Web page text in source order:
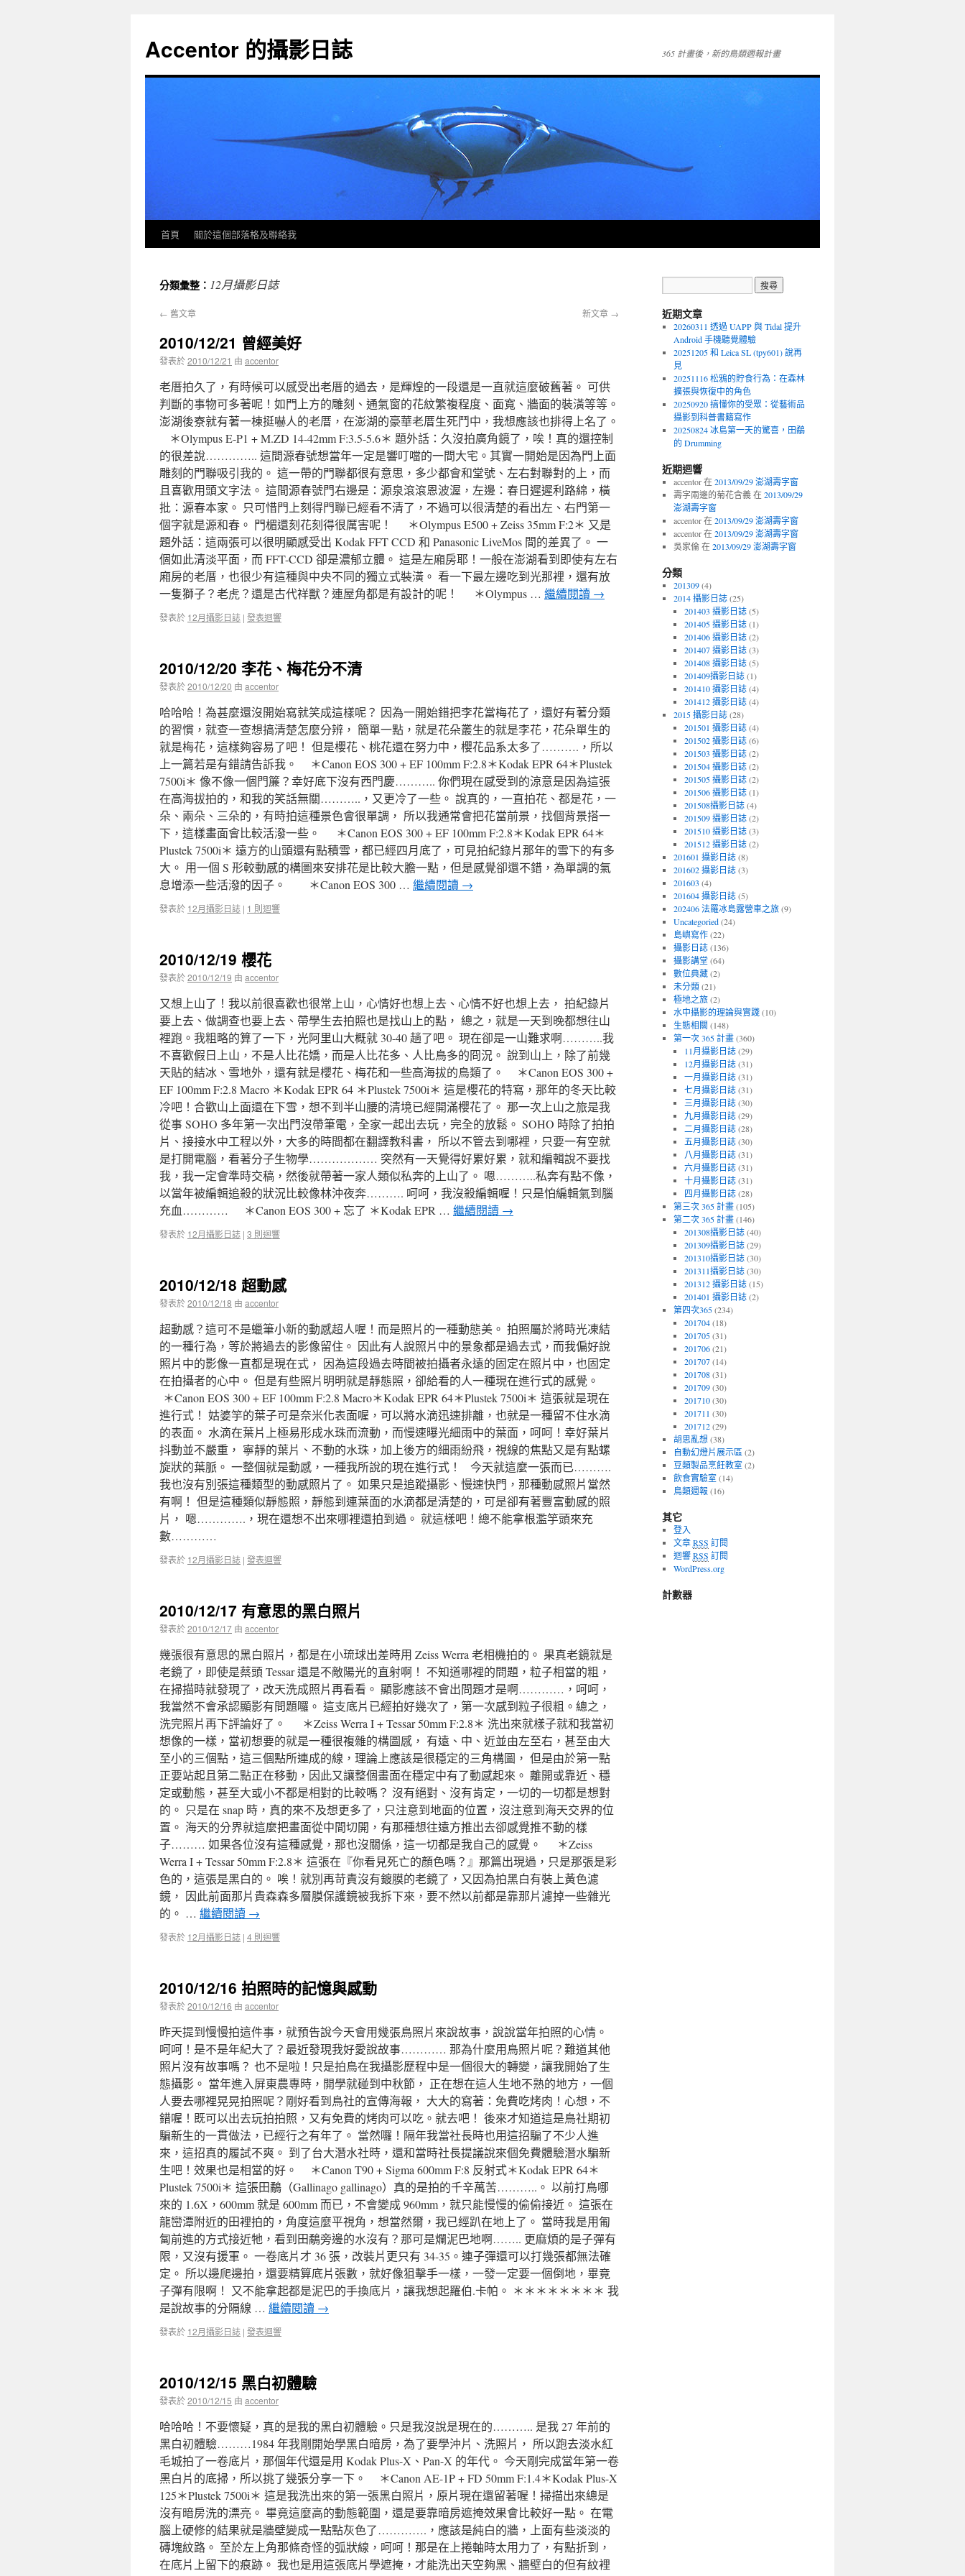
Accentor 的攝影日誌 365 計畫後，新的鳥類週報計畫
首頁 關於這個部落格及聯絡我
分類彙整： 12月攝影日誌
← 舊文章 新文章 →
2010/12/21 曾經美好
發表於2010/12/21 由 accentor
老厝拍久了，有時候可以感受出老厝的過去，是輝煌的一段還是一直就這麼破舊著。 可供
判斷的事物可多著呢！如門上方的雕刻、通氣窗的花紋繁複程度、面寬、牆面的裝潢等等。
澎湖後寮就有著一棟挺嚇人的老厝，在澎湖的豪華老厝生死鬥中，我想應該也排得上名了。
＊Olympus E-P1 + M.ZD 14-42mm F:3.5-5.6＊ 題外話：久沒拍廣角鏡了，唉！真的還控制
的很差說………….. 這間源春號想當年一定是響叮噹的一間大宅。其實一開始是因為門上面
雕刻的門聯吸引我的。 這一帶的門聯都很有意思，多少都會和堂號、左右對聯對的上，而
且喜歡用頭文字法。 這間源春號門右邊是：源泉滾滾恩波渥，左邊：春日遲遲利路綿，橫
批：源春本家。 只可惜門上刻得門聯已經看不清了，不過可以很清楚的看出左、右門第一
個字就是源和春。 門楣還刻花刻得很厲害呢！ ＊Olympus E500 + Zeiss 35mm F:2＊ 又是
題外話：這兩張可以很明顯感受出 Kodak FFT CCD 和 Panasonic LiveMos 間的差異了。 一
個如此清淡平面，而 FFT-CCD 卻是濃郁立體。 這是左廂房耶！一般在澎湖看到即使有左右
廂房的老厝，也很少有這種與中央不同的獨立式裝潢。 看一下最左邊吃到光那裡，還有放
一隻獅子？老虎？還是古代祥獸？連屋角都是有設計的呢！ ＊Olympus … 繼續閱讀 →
發表於 12月攝影日誌 | 發表迴響
2010/12/20 李花、梅花分不清
發表於2010/12/20 由 accentor
哈哈哈！為甚麼還沒開始寫就笑成這樣呢？ 因為一開始錯把李花當梅花了，還好有著分類
的習慣，就查一查想搞清楚怎麼分辨， 簡單一點，就是花朵叢生的就是李花，花朵單生的
就是梅花，這樣夠容易了吧！ 但是櫻花、桃花還在努力中，櫻花品系太多了……….，所以
上一篇若是有錯請告訴我。 ＊Canon EOS 300 + EF 100mm F:2.8＊Kodak EPR 64＊Plustek
7500i＊ 像不像一個門簾？幸好底下沒有西門慶……….. 你們現在感受到的涼意是因為這張
在高海拔拍的，和我的笑話無關………..，又更冷了一些。 說真的，一直拍花、都是花，一
朵、兩朵、三朵的，有時拍這種景色會很單調， 所以我通常會把花當前景，找個背景搭一
下，這樣畫面會比較活潑一些。 ＊Canon EOS 300 + EF 100mm F:2.8＊Kodak EPR 64＊
Plustek 7500i＊ 遠方的山頭還有點積雪，都已經四月底了，可見拍紀錄片那年的雪下的有多
大。 用一個 S 形較動感的構圖來安排花是比較大膽一點，但是感覺卻還不錯，為單調的氣
息增添一些活潑的因子。 ＊Canon EOS 300 … 繼續閱讀 →
發表於 12月攝影日誌 | 1 則迴響
2010/12/19 櫻花
發表於2010/12/19 由 accentor
又想上山了！我以前很喜歡也很常上山，心情好也想上去、心情不好也想上去， 拍紀錄片
要上去、做調查也要上去、帶學生去拍照也是找山上的點， 總之，就是一天到晚都想往山
裡跑。我粗略的算了一下，光阿里山大概就 30-40 趟了吧。 現在卻是一山難求啊………..我
不喜歡假日上山，不是人比花嬌，而是人比花多、人比鳥多的冏況。 說到山上，除了前幾
天貼的結冰、雪地外，還有就是櫻花、梅花和一些高海拔的鳥類了。 ＊Canon EOS 300 +
EF 100mm F:2.8 Macro ＊Kodak EPR 64 ＊Plustek 7500i＊ 這是櫻花的特寫，那年的冬天比較
冷吧！合歡山上面還在下雪，想不到半山腰的清境已經開滿櫻花了。 那一次上山之旅是我
從事 SOHO 多年第一次出門沒帶筆電，全家一起出去玩，完全的放鬆。 SOHO 時除了拍拍
片、接接水中工程以外，大多的時間都在翻譯教科書， 所以不管去到哪裡，只要一有空就
是打開電腦，看著分子生物學……………… 突然有一天覺得好累好累，就和編輯說不要找
我，我一定會準時交稿，然後就帶著一家人類似私奔的上山了。 嗯………..私奔有點不像，
以當年被編輯追殺的狀況比較像林沖夜奔………. 呵呵，我沒殺編輯喔！只是怕編輯氣到腦
充血………… ＊Canon EOS 300 + 忘了 ＊Kodak EPR … 繼續閱讀 →
發表於 12月攝影日誌 | 3 則迴響
2010/12/18 超動感
發表於2010/12/18 由 accentor
超動感？這可不是蠟筆小新的動感超人喔！而是照片的一種動態美。 拍照屬於將時光凍結
的一種行為，等於將過去的影像留住。 因此有人說照片中的景象都是過去式，而我偏好說
照片中的影像一直都是現在式， 因為這段過去時間被拍攝者永遠的固定在照片中，也固定
在拍攝者的心中。 但是有些照片明明就是靜態照，卻給看的人一種現在進行式的感覺。
＊Canon EOS 300 + EF 100mm F:2.8 Macro＊Kodak EPR 64＊Plustek 7500i＊ 這張就是現在
進行式！ 姑婆竽的葉子可是奈米化表面喔，可以將水滴迅速排離，也就是一種留不住水滴
的表面。 水滴在葉片上極易形成水珠而流動，而慢速曝光細雨中的葉面，呵呵！幸好葉片
抖動並不嚴重， 寧靜的葉片、不動的水珠，加上後方的細雨紛飛，視線的焦點又是有點螺
旋狀的葉脈。 一整個就是動感，一種我所說的現在進行式！ 今天就這麼一張而已……….
我也沒有別張這種類型的動感照片了。 如果只是追蹤攝影、慢速快門，那種動感照片當然
有啊！ 但是這種類似靜態照，靜態到連葉面的水滴都是清楚的，可是卻有著豐富動感的照
片， 嗯………….，現在還想不出來哪裡還拍到過。 就這樣吧！總不能拿根濫竽頭來充
數…………
發表於 12月攝影日誌 | 發表迴響
2010/12/17 有意思的黑白照片
發表於2010/12/17 由 accentor
幾張很有意思的黑白照片，都是在小琉球出差時用 Zeiss Werra 老相機拍的。 果真老鏡就是
老鏡了，即使是蔡頭 Tessar 還是不敵陽光的直射啊！ 不知道哪裡的問題，粒子相當的粗，
在掃描時就發現了，改天洗成照片再看看。 顯影應該不會出問題才是啊…………，呵呵，
我當然不會承認顯影有問題囉。 這支底片已經拍好幾次了，第一次感到粒子很粗。總之，
洗完照片再下評論好了。 ＊Zeiss Werra I + Tessar 50mm F:2.8＊ 洗出來就樣子就和我當初
想像的一樣，當初想要的就是一種很複雜的構圖感， 有遠、中、近並由左至右，甚至由大
至小的三個點，這三個點所連成的線，理論上應該是很穩定的三角構圖， 但是由於第一點
正要站起且第二點正在移動，因此又讓整個畫面在穩定中有了動感起來。 離開或靠近、穩
定或動態，甚至大或小不都是相對的比較嗎？ 沒有絕對、沒有肯定，一切的一切都是想對
的。 只是在 snap 時，真的來不及想更多了，只注意到地面的位置，沒注意到海天交界的位
置。 海天的分界就這麼把畫面從中間切開，有那種想往遠方推出去卻感覺推不動的樣
子……… 如果各位沒有這種感覺，那也沒關係，這一切都是我自己的感覺。 ＊Zeiss
Werra I + Tessar 50mm F:2.8＊ 這張在『你看見死亡的顏色嗎？』那篇出現過，只是那張是彩
色的，這張是黑白的。 唉！就別再苛責沒有鍍膜的老鏡了，又因為拍黑白有裝上黃色濾
鏡， 因此前面那片貴森森多層膜保護鏡被我拆下來，要不然以前都是靠那片濾掉一些雜光
的。 … 繼續閱讀 →
發表於 12月攝影日誌 | 4 則迴響
2010/12/16 拍照時的記憶與感動
發表於2010/12/16 由 accentor
昨天提到慢慢拍這件事，就預告說今天會用幾張鳥照片來說故事，說說當年拍照的心情。
呵呵！是不是年紀大了？最近發現我好愛說故事………… 那為什麼用鳥照片呢？難道其他
照片沒有故事嗎？ 也不是啦！只是拍鳥在我攝影歷程中是一個很大的轉變，讓我開始了生
態攝影。 當年進入屏東農專時，開學就碰到中秋節， 正在想在這人生地不熟的地方，一個
人要去哪裡晃晃拍照呢？剛好看到鳥社的宣傳海報， 大大的寫著：免費吃烤肉！心想，不
錯喔！既可以出去玩拍拍照，又有免費的烤肉可以吃。就去吧！ 後來才知道這是鳥社期初
騙新生的一貫做法，已經行之有年了。 當然囉！隔年我當社長時也用這招騙了不少人進
來，這招真的履試不爽。 到了台大潛水社時，還和當時社長提議說來個免費體驗潛水騙新
生吧！效果也是相當的好。 ＊Canon T90 + Sigma 600mm F:8 反射式＊Kodak EPR 64＊
Plustek 7500i＊ 這張田鷸（Gallinago gallinago）真的是拍的千辛萬苦………..。 以前打鳥哪
來的 1.6X，600mm 就是 600mm 而已，不會變成 960mm，就只能慢慢的偷偷接近。 這張在
龍巒潭附近的田裡拍的，角度這麼平視角，想當然爾，我已經趴在地上了。 當時我是用匍
匐前進的方式接近牠，看到田鷸旁邊的水沒有？那可是爛泥巴地啊…….. 更麻煩的是子彈有
限，又沒有援軍。 一卷底片才 36 張，改裝片更只有 34-35。連子彈還可以打幾張都無法確
定。 所以邊爬邊拍，還要精算底片張數，就好像狙擊手一樣，一發一定要一個倒地，畢竟
子彈有限啊！ 又不能拿起都是泥巴的手換底片，讓我想起羅伯.卡帕。 ＊＊＊＊＊＊＊＊ 我
是說故事的分隔線 … 繼續閱讀 →
發表於 12月攝影日誌 | 發表迴響
2010/12/15 黑白初體驗
發表於2010/12/15 由 accentor
哈哈哈！不要懷疑，真的是我的黑白初體驗。只是我沒說是現在的……….. 是我 27 年前的
黑白初體驗………1984 年我剛開始學黑白暗房，為了要學沖片、洗照片， 所以跑去淡水紅
毛城拍了一卷底片，那個年代還是用 Kodak Plus-X、Pan-X 的年代。 今天剛完成當年第一卷
黑白片的底掃，所以挑了幾張分享一下。 ＊Canon AE-1P + FD 50mm F:1.4＊Kodak Plus-X
125＊Plustek 7500i＊ 這是我洗出來的第一張黑白照片，原片現在還留著喔！掃描出來總是
沒有暗房洗的漂亮。 畢竟這麼高的動態範圍，還是要靠暗房遮掩效果會比較好一點。 在電
腦上硬修的結果就是牆壁變成一點點灰色了………….，應該是純白的牆，上面有些淡淡的
磚塊紋路。 至於左上角那條奇怪的弧狀線，呵呵！那是在上捲軸時太用力了，有點折到，
在底片上留下的痕跡。 我也是用這張底片學遮掩，才能洗出天空夠黑、牆壁白的但有紋裡
近期文章
20260311 透過 UAPP 與 Tidal 提升
Android 手機聽覺體驗
20251205 和 Leica SL (tpy601) 說再
見
20251116 松鴉的貯食行為：在森林
擴張與恢復中的角色
20250920 搞懂你的受眾：從藝術品
攝影到科普書籍寫作
20250824 冰島第一天的驚喜，田鷸
的 Drumming
近期迴響
accentor 在2013/09/29 澎湖壽字窗
壽字兩邊的菊花含義 在2013/09/29
澎湖壽字窗
accentor 在2013/09/29 澎湖壽字窗
accentor 在2013/09/29 澎湖壽字窗
吳家倫 在2013/09/29 澎湖壽字窗
分類
201309(4)
2014 攝影日誌(25)
201403 攝影日誌(5)
201405 攝影日誌(1)
201406 攝影日誌(2)
201407 攝影日誌(3)
201408 攝影日誌(5)
201409攝影日誌(1)
201410 攝影日誌(4)
201412 攝影日誌(4)
2015 攝影日誌(28)
201501 攝影日誌(4)
201502 攝影日誌(6)
201503 攝影日誌(2)
201504 攝影日誌(2)
201505 攝影日誌(2)
201506 攝影日誌(1)
201508攝影日誌(4)
201509 攝影日誌(2)
201510 攝影日誌(3)
201512 攝影日誌(2)
201601 攝影日誌(8)
201602 攝影日誌(3)
201603 (4)
201604 攝影日誌(5)
202406 法羅冰島露營車之旅(9)
Uncategoried(24)
島嶼寫作(22)
攝影日誌(136)
攝影講堂(64)
數位典藏(2)
未分類(21)
極地之旅(2)
水中攝影的理論與實踐(10)
生態相關 (148)
第一次 365 計畫(360)
11月攝影日誌(29)
12月攝影日誌(31)
一月攝影日誌(31)
七月攝影日誌(31)
三月攝影日誌(30)
九月攝影日誌(29)
二月攝影日誌(28)
五月攝影日誌(30)
八月攝影日誌(31)
六月攝影日誌(31)
十月攝影日誌(31)
四月攝影日誌(28)
第三次 365 計畫(105)
第二次 365 計畫(146)
201308攝影日誌(40)
201309攝影日誌(29)
201310攝影日誌(30)
201311攝影日誌(30)
201312 攝影日誌(15)
201401 攝影日誌(2)
第四次365(234)
201704(18)
201705(31)
201706(21)
201707(14)
201708(31)
201709(30)
201710(30)
201711 (30)
201712(29)
胡思亂想 (38)
自動幻燈片展示區 (2)
豆類製品烹飪教室(2)
飲食實驗室(14)
鳥類週報 (16)
其它
登入
文章RSS 訂閱
迴響RSS 訂閱
WordPress.org
計數器